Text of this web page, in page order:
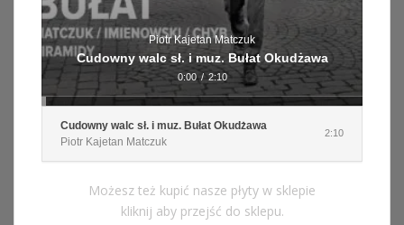
Piotr Kajetan Matczuk
Cudowny walc sł. i muz. Bułat Okudżawa
0:00 / 2:10
Cudowny walc sł. i muz. Bułat Okudżawa
Piotr Kajetan Matczuk
2:10
Możesz też kupić nasze płyty w sklepie
kliknij aby przejść do sklepu.